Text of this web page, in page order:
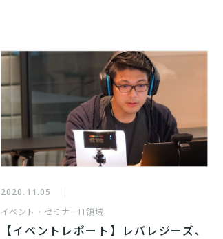
2020.11.05
イベント・セミナーIT領域
【イベントレポート】レバレジーズ、